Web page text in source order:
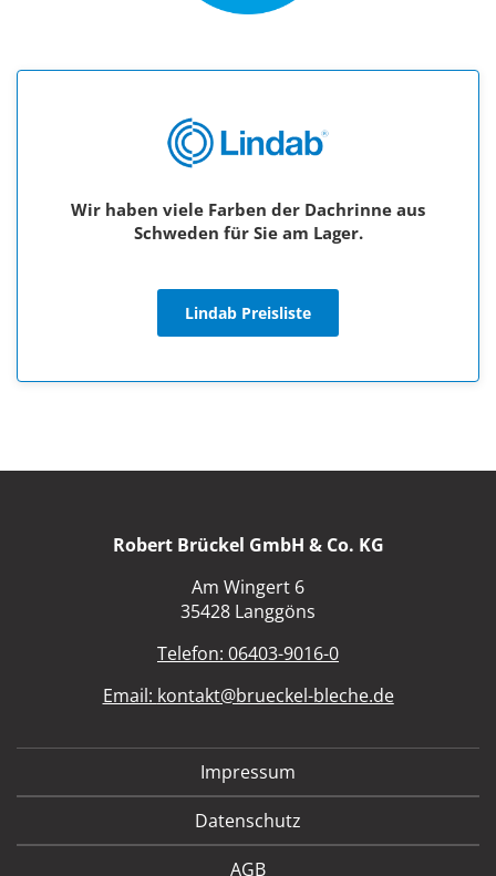
Wir haben viele Farben der Dachrinne aus
Schweden für Sie am Lager.
Lindab Preisliste
Robert Brückel GmbH & Co. KG
Am Wingert 6
35428 Langgöns
Telefon: 06403-9016-0
Email: kontakt@brueckel-bleche.de
Impressum
Datenschutz
AGB